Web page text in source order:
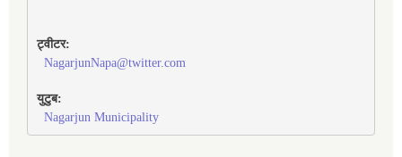
ट्वीटर:
NagarjunNapa@twitter.com
युटुब:
Nagarjun Municipality